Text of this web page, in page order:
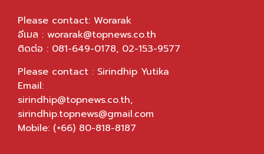
Please contact: Worarak
อีเมล : worarak@topnews.co.th
ติดต่อ : 081-649-0178, 02-153-9577
Please contact : Sirindhip Yutika
Email:
sirindhip@topnews.co.th,
sirindhip.topnews@gmail.com
Mobile: (+66) 80-818-8187